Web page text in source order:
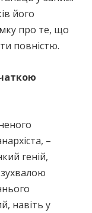
його
про те, що
повністю.
–
геній,
навіть у